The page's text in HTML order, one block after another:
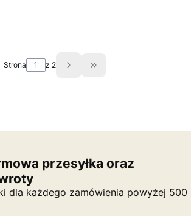
Strona z 2 Przejdź do ostatniej
przesyłka oraz
dla każdego zamówienia powyżej 500